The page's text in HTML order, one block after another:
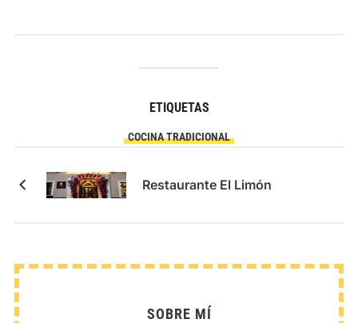
ETIQUETAS
COCINA TRADICIONAL
Restaurante El Limón
SOBRE MÍ